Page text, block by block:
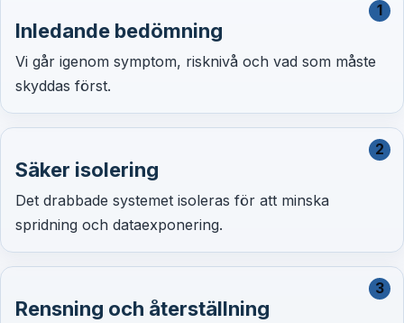
1
Inledande bedömning
Vi går igenom symptom, risknivå och vad som måste
skyddas först.
2
Säker isolering
Det drabbade systemet isoleras för att minska
spridning och dataexponering.
3
Rensning och återställning